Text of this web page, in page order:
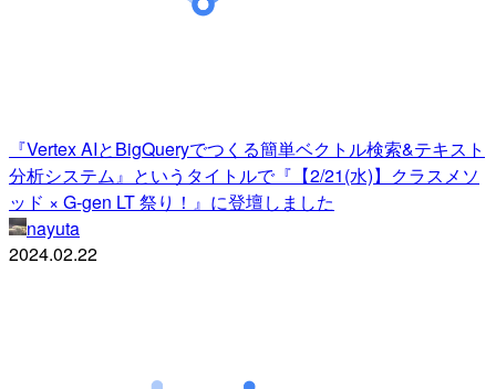
『Vertex AIとBigQueryでつくる簡単ベクトル検索&テキスト
分析システム』というタイトルで『【2/21(水)】クラスメソ
ッド × G-gen LT 祭り！』に登壇しました
nayuta
2024.02.22